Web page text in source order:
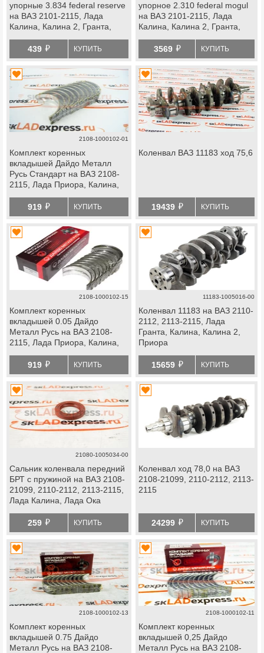
упорные 3.834 federal reserve
на ВАЗ 2101-2115, Лада
Калина, Калина 2, Гранта,
Легенд, Надежда, Нива
Тревел, Шевроле Нива
439 й КУПИТЬ
упорное 2.310 federal mogul
на ВАЗ 2101-2115, Лада
Калина, Калина 2, Гранта,
Легенд, Надежда, Нива
Тревел, Шевроле Нива
3569 й КУПИТЬ
2108-1000102-01
Комплект коренных
вкладышей Дайдо Металл
Русь Стандарт на ВАЗ 2108-
2115, Лада Приора, Калина,
919 й КУПИТЬ
Коленвал ВАЗ 11183 ход 75,6
19439 й КУПИТЬ
2108-1000102-15
Комплект коренных
вкладышей 0.05 Дайдо
Металл Русь на ВАЗ 2108-
2115, Лада Приора, Калина,
919 й КУПИТЬ
11183-1005016-00
Коленвал 11183 на ВАЗ 2110-
2112, 2113-2115, Лада
Гранта, Калина, Калина 2,
Приора
15659 й КУПИТЬ
21080-1005034-00
Сальник коленвала передний
БРТ с пружиной на ВАЗ 2108-
21099, 2110-2112, 2113-2115,
Лада Калина, Лада Ока
259 й КУПИТЬ
Коленвал ход 78,0 на ВАЗ
2108-21099, 2110-2112, 2113-
2115
24299 й КУПИТЬ
2108-1000102-13
Комплект коренных
вкладышей 0.75 Дайдо
Металл Русь на ВАЗ 2108-
2108-1000102-11
Комплект коренных
вкладышей 0,25 Дайдо
Металл Русь на ВАЗ 2108-